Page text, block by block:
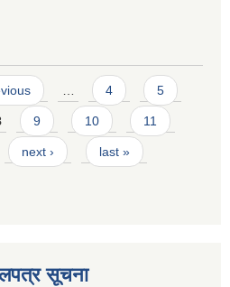
… 4 5
9 10 11
next › last »
सूचना